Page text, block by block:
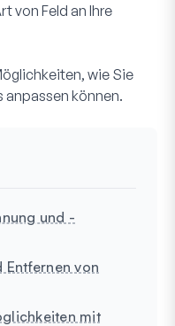
von Feld an Ihre
wie Sie
anpassen können.
und -
Entfernen von
mit